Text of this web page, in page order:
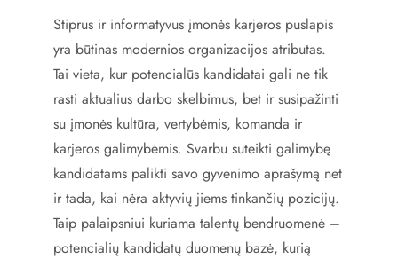
Stiprus ir informatyvus įmonės karjeros puslapis
yra būtinas modernios organizacijos atributas.
Tai vieta, kur potencialūs kandidatai gali ne tik
rasti aktualius darbo skelbimus, bet ir susipažinti
su įmonės kultūra, vertybėmis, komanda ir
karjeros galimybėmis. Svarbu suteikti galimybę
kandidatams palikti savo gyvenimo aprašymą net
ir tada, kai nėra aktyvių jiems tinkančių pozicijų.
Taip palaipsniui kuriama talentų bendruomenė –
potencialių kandidatų duomenų bazė, kurią